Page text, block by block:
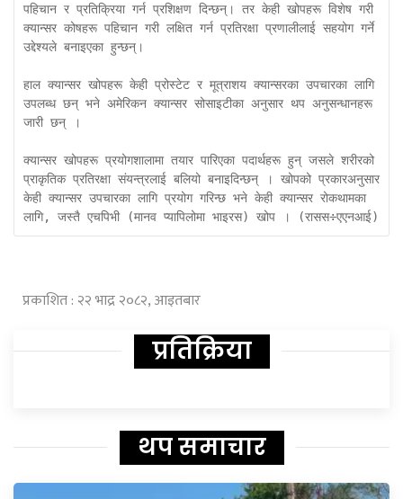
पहिचान र प्रतिक्रिया गर्न प्रशिक्षण दिन्छन्। तर केही खोपहरू विशेष गरी
क्यान्सर कोषहरू पहिचान गरी लक्षित गर्न प्रतिरक्षा प्रणालीलाई सहयोग गर्ने
उद्देश्यले बनाइएका हुन्छन्।
हाल क्यान्सर खोपहरू केही प्रोस्टेट र मूत्राशय क्यान्सरका उपचारका लागि
उपलब्ध छन् भने अमेरिकन क्यान्सर सोसाइटीका अनुसार थप अनुसन्धानहरू
जारी छन् ।
क्यान्सर खोपहरू प्रयोगशालामा तयार पारिएका पदार्थहरू हुन् जसले शरीरको
प्राकृतिक प्रतिरक्षा संयन्त्रलाई बलियो बनाइदिन्छन् । खोपको प्रकारअनुसार
केही क्यान्सर उपचारका लागि प्रयोग गरिन्छ भने केही क्यान्सर रोकथामका
प्रकाशित : २२ भाद्र २०८२, आइतबार
प्रतिक्रिया
थप समाचार